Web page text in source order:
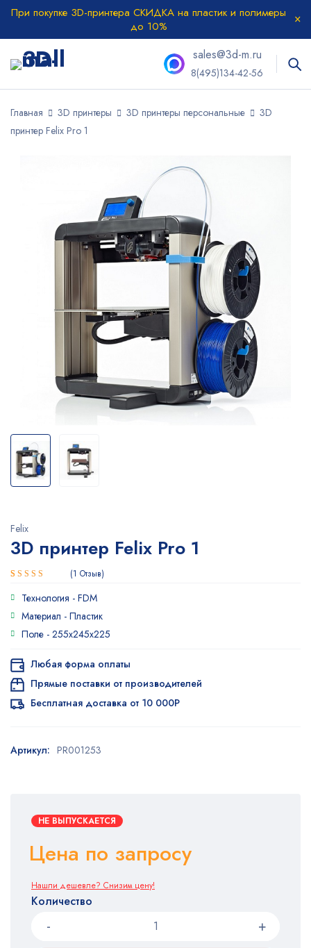
При покупке 3D-принтера СКИДКА на пластик и полимеры
до 10%
sales@3d-m.ru
8(495)134-42-56
Главная 3D принтеры 3D принтеры персональные
3D
принтер Felix Pro 1
Felix
3D принтер Felix Pro 1
5.00из 5
на основе
опроса
пользователя
1 Отзыв
Технология - FDM
Материал - Пластик
Поле - 255x245x225
НЕ ВЫПУСКАЕТСЯ
Цена по запросу
Нашли дешевле? Снизим цену!
Количество
Любая форма оплаты
Прямые поставки от производителей
Бесплатная доставка от 10 000Р
Артикул: PR001253